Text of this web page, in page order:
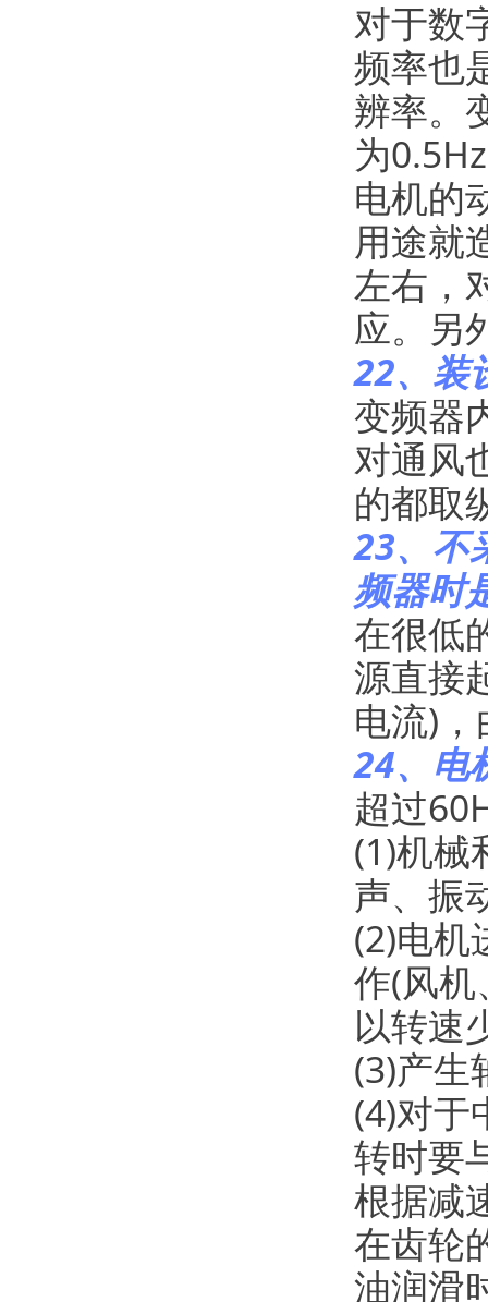
对于数
频率也
辨率。
为
电机的
用途就
左右，
应。另
22、装
变频器
对通风
的都取
23、不
频器时
在很低
源直接
电流)
24、电
超过
(1)机械
声、振
(2)电机
作(风
以转速
(3)产生
(4)对于
转时要
根据减
在齿轮
油润滑